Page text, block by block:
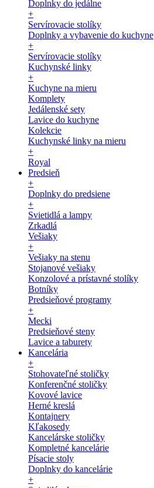
Doplnky do jedálne
+
Servírovacie stolíky
Doplnky a vybavenie do kuchyne
+
Servírovacie stolíky
Kuchynské linky
+
Kuchyne na mieru
Komplety
Jedálenské sety
Lavice do kuchyne
Kolekcie
Kuchynské linky na mieru
+
Royal
Predsieň
+
Doplnky do predsiene
+
Svietidlá a lampy
Zrkadlá
Vešiaky
+
Vešiaky na stenu
Stojanové vešiaky
Konzolové a prístavné stolíky
Botníky
Predsieňové programy
+
Mecki
Predsieňové steny
Lavice a taburety
Kancelária
+
Stohovateľné stoličky
Konferenčné stoličky
Kovové lavice
Herné kreslá
Kontajnery
Kľakosedy
Kancelárske stoličky
Kompletné kancelárie
Písacie stoly
Doplnky do kancelárie
+